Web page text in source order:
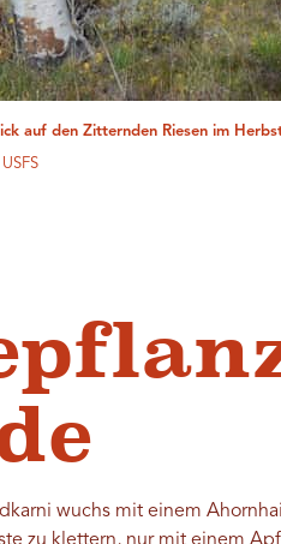
auf den Zitternden Riesen im
wuchs mit einem